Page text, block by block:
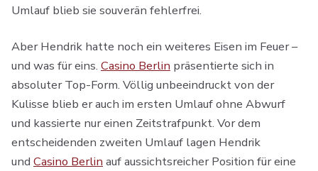
Umlauf blieb sie souverän fehlerfrei.
Aber Hendrik hatte noch ein weiteres Eisen im Feuer –
und was für eins. Casino Berlin präsentierte sich in
absoluter Top-Form. Völlig unbeeindruckt von der
Kulisse blieb er auch im ersten Umlauf ohne Abwurf
und kassierte nur einen Zeitstrafpunkt. Vor dem
entscheidenden zweiten Umlauf lagen Hendrik
und Casino Berlin auf aussichtsreicher Position für eine